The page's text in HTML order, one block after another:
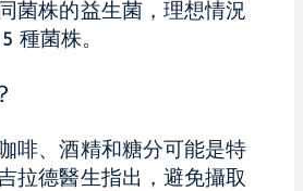
菌株的益生菌，理想情況
種菌株。
啡、酒精和糖分可能是特
拉德醫生指出，避免攝取